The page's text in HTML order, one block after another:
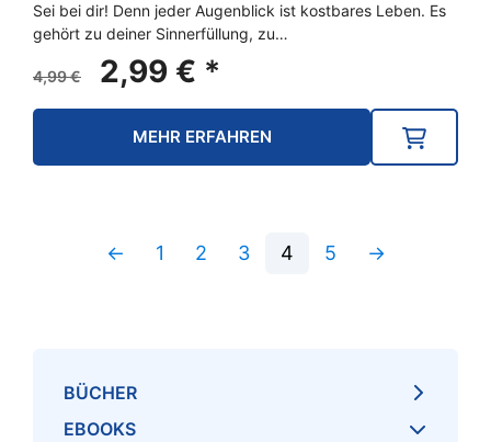
Sei bei dir! Denn jeder Augenblick ist kostbares Leben. Es
gehört zu deiner Sinnerfüllung, zu…
4,99€
Ursprünglicher
Preis
war:
4,99 €
2,99 € Aktueller
Preis
ist:
2,99 €.
*
MEHR ERFAHREN
← 1 2 3 4 5 →
BÜCHER
EBOOKS